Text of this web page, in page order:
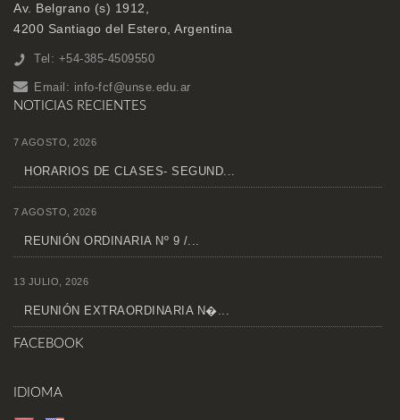
Av. Belgrano (s) 1912,
4200 Santiago del Estero, Argentina
Tel: +54-385-4509550
Email: info-fcf@unse.edu.ar
NOTICIAS RECIENTES
7 AGOSTO, 2026
HORARIOS DE CLASES- SEGUND...
7 AGOSTO, 2026
REUNIÓN ORDINARIA Nº 9 /...
13 JULIO, 2026
REUNIÓN EXTRAORDINARIA N�...
FACEBOOK
IDIOMA